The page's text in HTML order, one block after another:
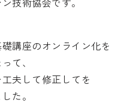
講座のオンライン化を
て、
夫して修正してを
た。